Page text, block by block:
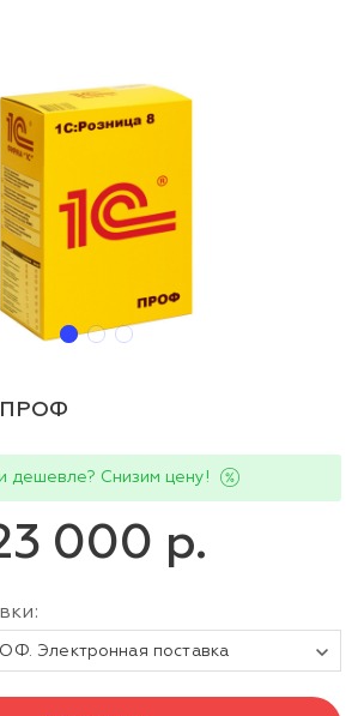
ПРОФ
дешевле? Снизим цену!
000 р.
Электронная поставка